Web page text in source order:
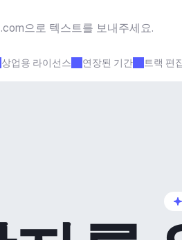
으로 텍스트를 보내주세요.
상업용 라이선스 연장된 기간 트랙 편